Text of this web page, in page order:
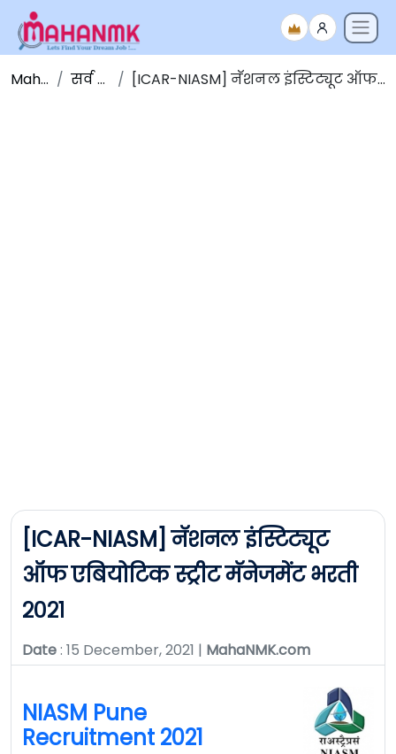
Maha NMK सर्व जाहिराती [ICAR-NIASM] नॅशनल इंस्टिट्यूट ऑफ एबियोटिक स्ट्रीट मॅनेजमेंट भरती २०२१
[ICAR-NIASM] नॅशनल इंस्टिट्यूट
ऑफ एबियोटिक स्ट्रीट मॅनेजमेंट भरती
२०२१
Date: 15 December, 2021 | MahaNMK.com
NIASM Pune
Recruitment 2021